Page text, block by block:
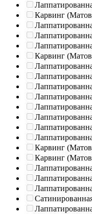
Карвинг
Карвинг
Карвинг
Карвинг